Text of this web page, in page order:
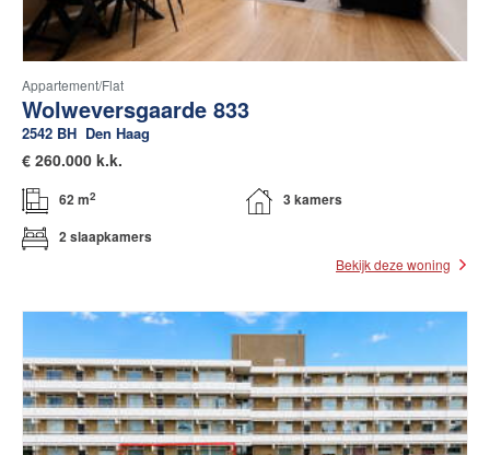
Appartement/flat
Wolweversgaarde 833
2542 BH Den Haag
€ 260.000 k.k.
62 m2
3 kamers
2 slaapkamers
Bekijk deze woning